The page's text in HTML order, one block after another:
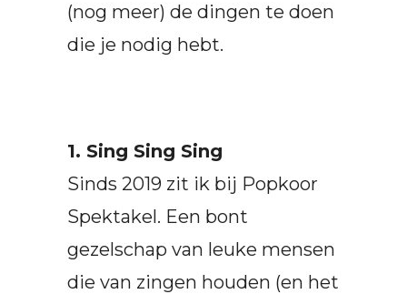
(nog meer) de dingen te doen
die je nodig hebt.
1. Sing Sing Sing
Sinds 2019 zit ik bij Popkoor
Spektakel. Een bont
gezelschap van leuke mensen
die van zingen houden (en het